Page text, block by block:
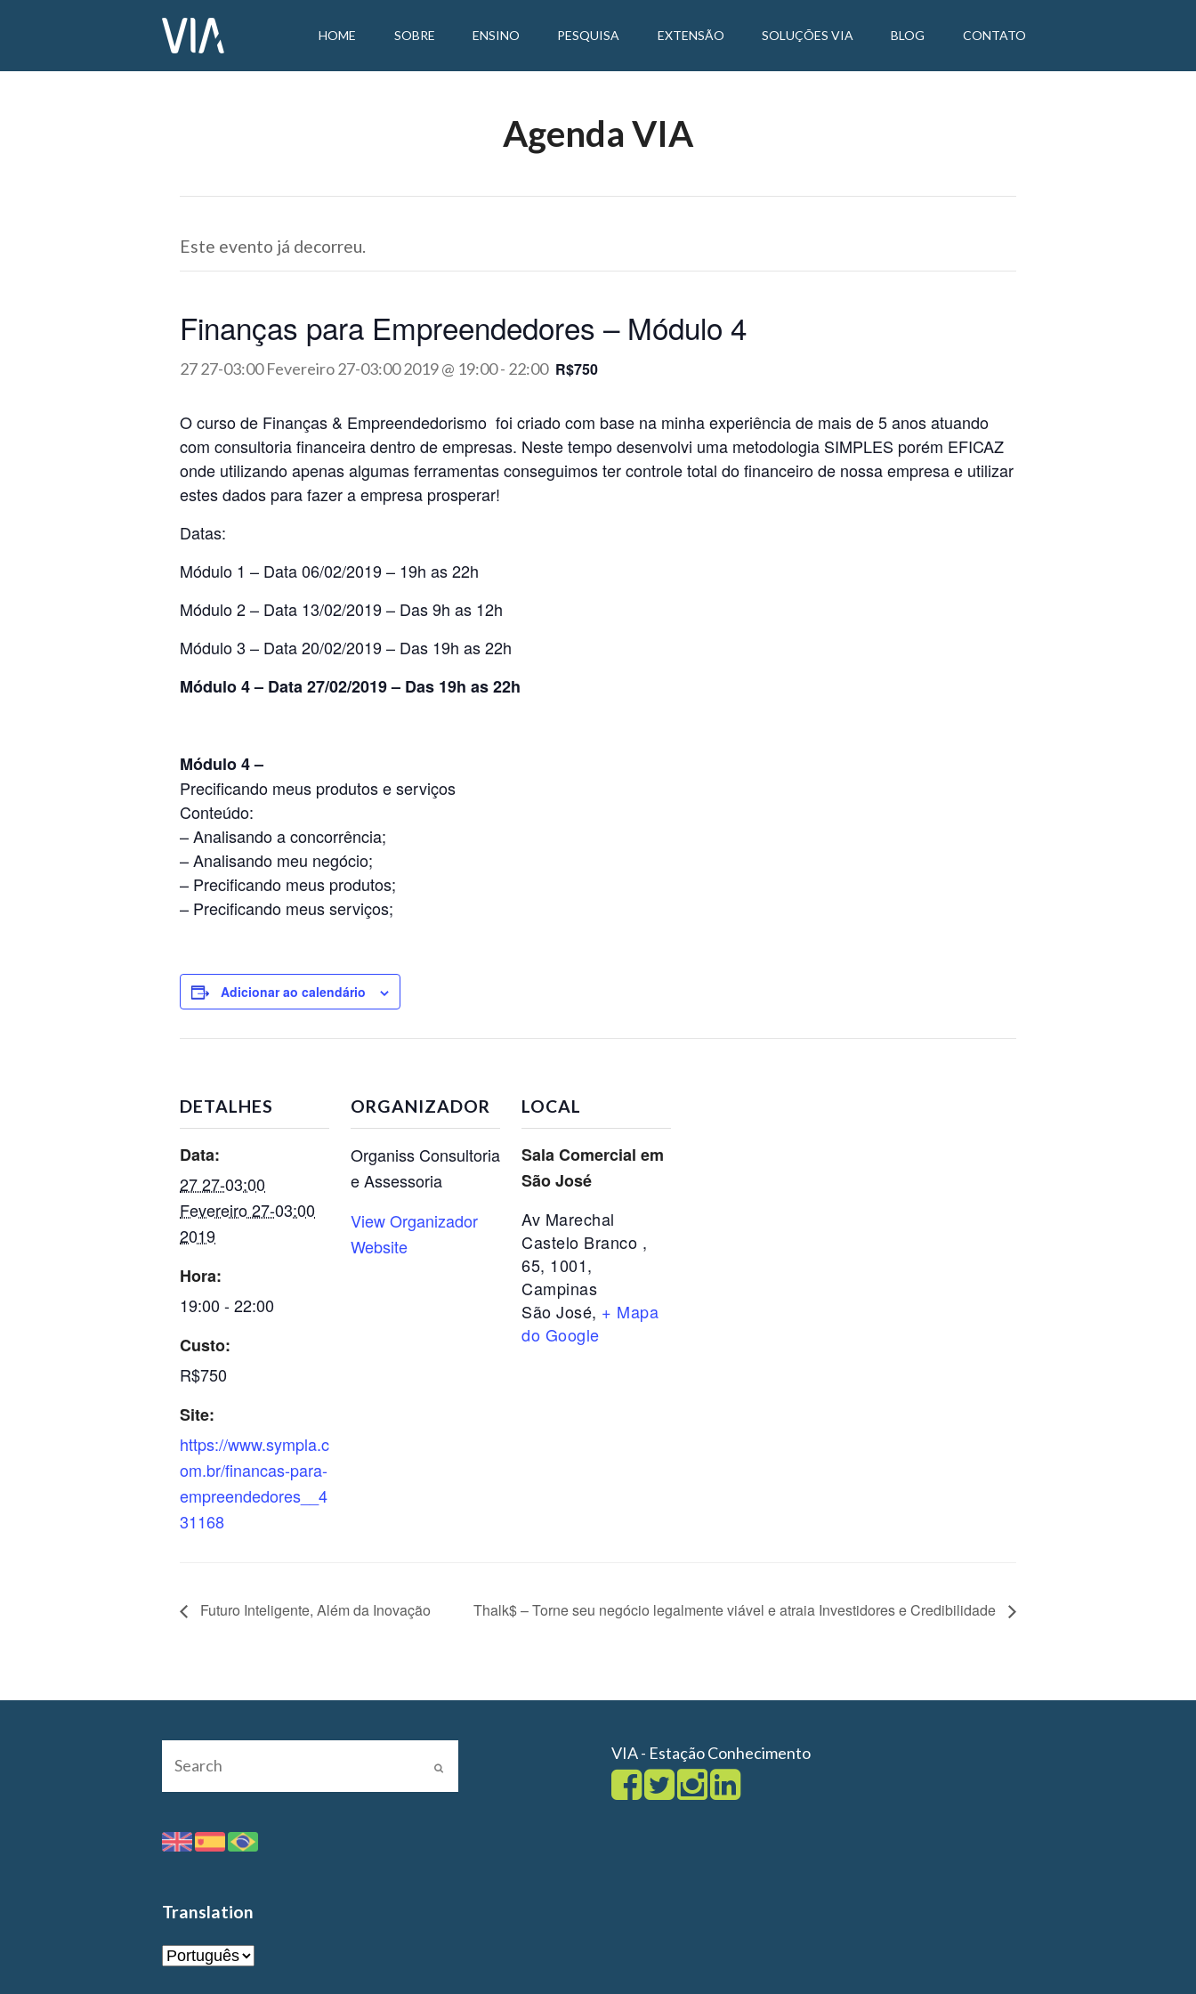
HOME SOBRE ENSINO PESQUISA EXTENSÃO SOLUÇÕES VIA BLOG CONTATO
Agenda VIA
Este evento já decorreu.
Finanças para Empreendedores – Módulo 4
27 27-03:00 Fevereiro 27-03:00 2019 @ 19:00- 22:00 R$750
O curso de Finanças & Empreendedorismo foi criado com base na minha experiência de mais de 5 anos atuando
com consultoria financeira dentro de empresas. Neste tempo desenvolvi uma metodologia SIMPLES porém EFICAZ
onde utilizando apenas algumas ferramentas conseguimos ter controle total do financeiro de nossa empresa e utilizar
estes dados para fazer a empresa prosperar!
Datas:
Módulo 1 – Data 06/02/2019 – 19h as 22h
Módulo 2 – Data 13/02/2019 – Das 9h as 12h
Módulo 3 – Data 20/02/2019 – Das 19h as 22h
Módulo 4 – Data 27/02/2019 – Das 19h as 22h
Módulo 4 –
Precificando meus produtos e serviços
Conteúdo:
– Analisando a concorrência;
– Analisando meu negócio;
– Precificando meus produtos;
– Precificando meus serviços;
Adicionar ao calendário
DETALHES
Data:
27 27-03:00
Fevereiro 27-03:00
2019
Hora:
19:00 - 22:00
Custo:
R$750
Site:
https://www.sympla.c
om.br/financas-para-
empreendedores__4
31168
ORGANIZADOR
Organiss Consultoria
e Assessoria
View Organizador
Website
LOCAL
Sala Comercial em
São José
Av Marechal
Castelo Branco ,
65, 1001,
Campinas
São José, + Mapa
do Google
Futuro Inteligente, Além da Inovação Thalk$ – Torne seu negócio legalmente viável e atraia Investidores e Credibilidade
Translation
VIA - Estação Conhecimento